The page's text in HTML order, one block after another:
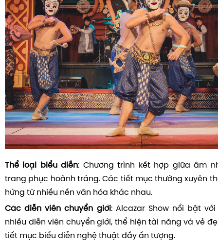
Thể loại biểu diễn: Chương trình kết hợp giữa âm
trang phục hoành tráng. Các tiết mục thường xuyên
hứng từ nhiều nền văn hóa khác nhau.
Các diễn viên chuyển giới: Alcazar Show nổi bật
nhiều diễn viên chuyển giới, thể hiện tài năng và vẻ
tiết mục biểu diễn nghệ thuật đầy ấn tượng.